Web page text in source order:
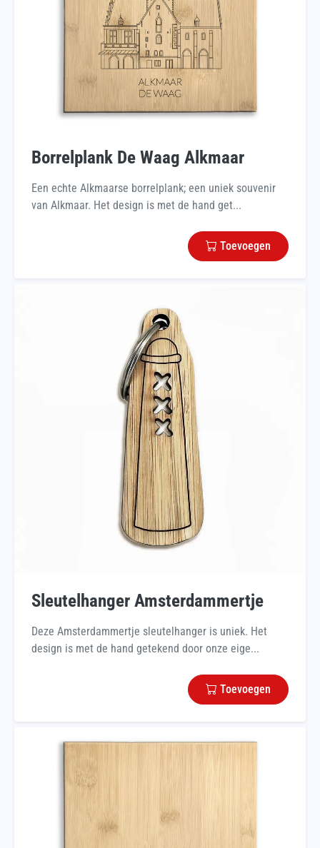
Borrelplank De Waag Alkmaar
Een echte Alkmaarse borrelplank; een uniek souvenir
van Alkmaar. Het design is met de hand get...
Toevoegen
Sleutelhanger Amsterdammertje
Deze Amsterdammertje sleutelhanger is uniek. Het
design is met de hand getekend door onze eige...
Toevoegen